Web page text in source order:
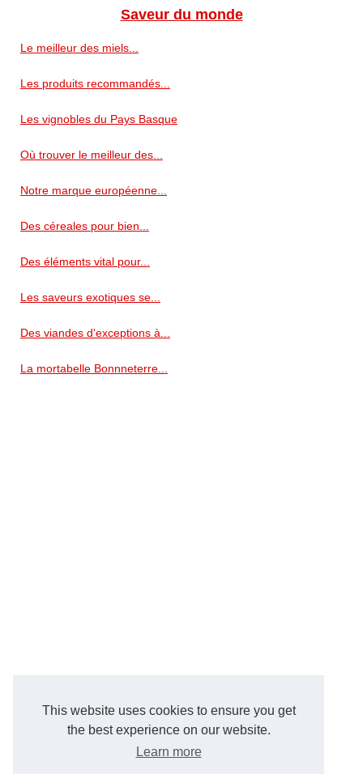
This website uses cookies to ensure you get
the best experience on our website.
Learn more
Saveur du monde
Le meilleur des miels...
Les produits recommandés...
Les vignobles du Pays Basque
Où trouver le meilleur des...
Notre marque européenne...
Des céreales pour bien...
Des éléments vital pour...
Les saveurs exotiques se...
Des viandes d'exceptions à...
La mortabelle Bonnneterre...